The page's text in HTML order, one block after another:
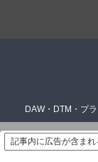
DAW・DTM・プ
記事内に広告が含ま